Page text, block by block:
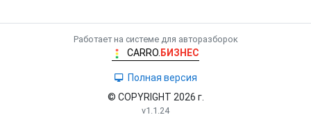
Работает на системе для авторазборок
CARRO. БИЗНЕС
Полная версия
© COPYRIGHT 2026 г.
v1.1.24